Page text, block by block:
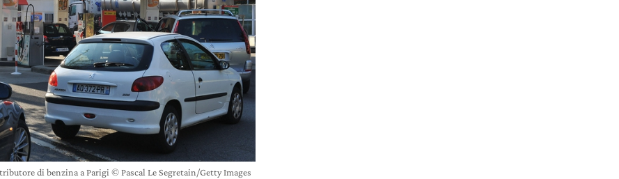
di benzina a Parigi © Pascal Le Segretain/Getty Images